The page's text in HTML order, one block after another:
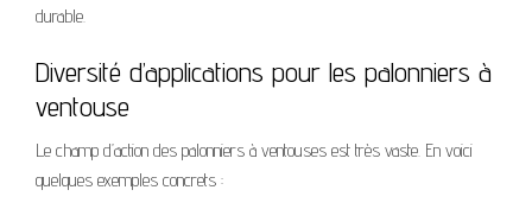
durable.
Diversité d’applications pour les palonniers à
ventouse
Le champ d’action des palonniers à ventouses est très vaste. En voici
quelques exemples concrets :